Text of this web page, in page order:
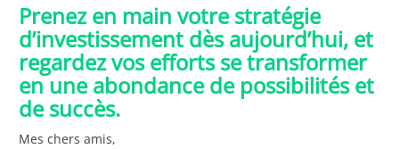
Prenez en main votre stratégie
d’investissement dès aujourd’hui, et
regardez vos efforts se transformer
en une abondance de possibilités et
de succès.
Mes chers amis,